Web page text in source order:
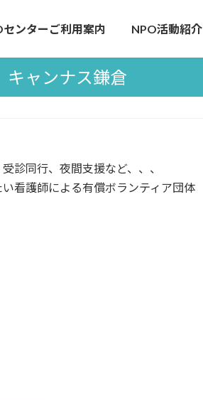
センターご利用案内 NPO活動紹介
キャンナス鎌倉
診同行、夜間支援など、、、
看護師による有償ボランティア団体